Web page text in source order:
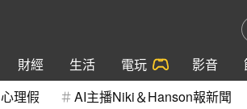
財經 生活 電玩 影音
心理假 AI主播Niki＆Hanson報新聞